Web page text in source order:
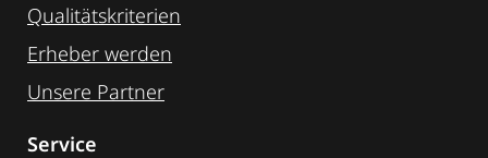
Qualitätskriterien
Erheber werden
Unsere Partner
Service